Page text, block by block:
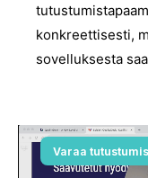
konkreettisesti,
sovelluksesta